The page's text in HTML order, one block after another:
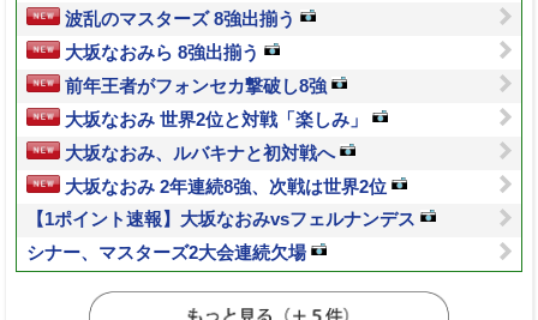
波乱のマスターズ 8強出揃う
大坂なおみら 8強出揃う
前年王者がフォンセカ撃破し8強
大坂なおみ 世界2位と対戦「楽しみ」
大坂なおみ、ルバキナと初対戦へ
大坂なおみ 2年連続8強、次戦は世界2位
【1ポイント速報】大坂なおみvsフェルナンデス
シナー、マスターズ2大会連続欠場